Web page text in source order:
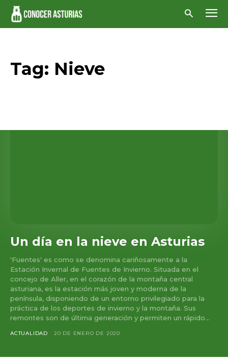
Tag: Nieve
Un día en la nieve en Asturias
'Fuentes' es como se denomina cariñosamente a la
Estación Invernal de Fuentes de Invierno. Situada en el
concejo de Aller, en el corazón de la montaña central
asturiana, es la estación más joven y moderna de la
península, disponiendo de un entorno privilegiado para la
práctica de los deportes de invierno y la montaña. Sus
remontes son de última generación y permiten un rápido...
ACTUALIDAD 20 DE ENERO DE 2020